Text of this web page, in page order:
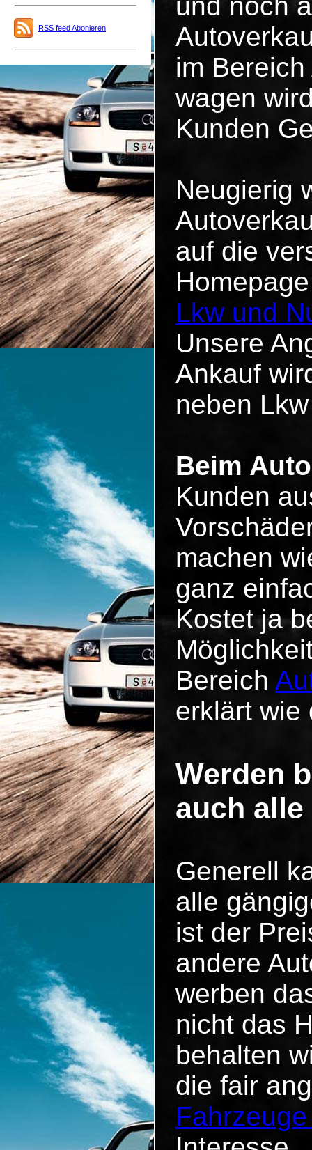
RSS feed Abonieren
im
wagen
Kunden
Neugierig
auf die
Lkw und
Unsere
Ankauf
neben
Beim
Kunden
machen
ganz
Kostet ja
Bereich
erklärt wie
Werden
auch
Generell
alle
ist der
andere
werben
nicht das
behalten
die fair